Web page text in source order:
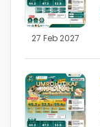
27 Feb 2027